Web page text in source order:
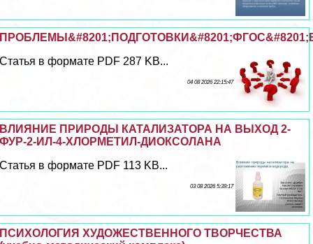
Статья в формате PDF 287 KB...
04 08 2026 22:15:47
ВЛИЯНИЕ ПРИРОДЫ КАТАЛИЗАТОРА НА ВЫХОД 2-
ФУР-2-ИЛ-4-ХЛОРМЕТИЛ-ДИОКСОЛАНА
Статья в формате PDF 113 KB...
03 08 2026 5:39:17
ПСИХОЛОГИЯ ХУДОЖЕСТВЕННОГО ТВОРЧЕСТВА